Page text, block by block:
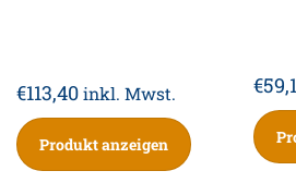
€113,40inkl. Mwst.
Produkt anzeigen
€